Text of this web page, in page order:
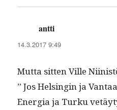
antti
14.3.2017 9:49
Mut­ta sit­ten Ville
” Jos Helsin­gin ja
Ener­gia ja Turku